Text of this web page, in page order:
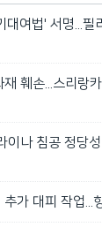
대여법' 서명...
훼손...스리랑
이나 침공 정당
가 대피 작업...